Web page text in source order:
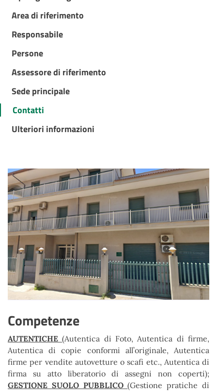
Area di riferimento
Responsabile
Persone
Assessore di riferimento
Sede principale
Contatti
Ulteriori informazioni
Competenze
AUTENTICHE(Autentica di Foto, Autentica di firme,
Autentica di copie conformi all’originale, Autentica
firme per vendite autovetture o scafi etc., Autentica di
firma su atto liberatorio di assegni non coperti);
GESTIONE SUOLO PUBBLICO(Gestione pratiche di